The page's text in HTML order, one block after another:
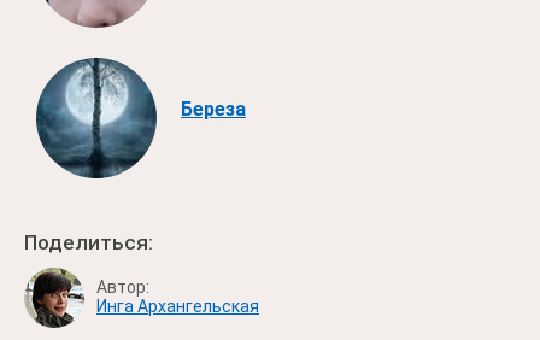
Береза
Поделиться:
Автор:
Инга Архангельская